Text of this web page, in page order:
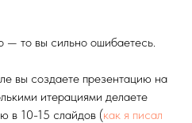
— то вы сильно ошибаетесь.
вы создаете презентацию на
итерациями делаете
в 10-15 слайдов (как я писал